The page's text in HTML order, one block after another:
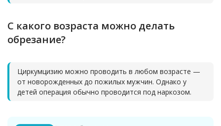
С какого возраста можно делать
обрезание?
Циркумцизию можно проводить в любом возрасте —
от новорожденных до пожилых мужчин. Однако у
детей операция обычно проводится под наркозом.